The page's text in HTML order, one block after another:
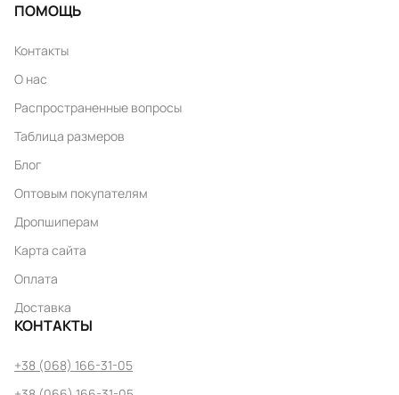
ПОМОЩЬ
Контакты
О нас
Распространенные вопросы
Таблица размеров
Блог
Оптовым покупателям
Дропшиперам
Карта сайта
Оплата
Доставка
КОНТАКТЫ
+38 (068) 166-31-05